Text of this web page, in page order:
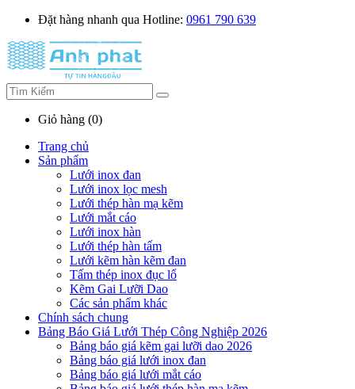
Đặt hàng nhanh qua Hotline: 0961 790 639
Giỏ hàng (0)
Trang chủ
Sản phẩm
Lưới inox đan
Lưới inox lọc mesh
Lưới thép hàn mạ kẽm
Lưới mắt cáo
Lưới inox hàn
Lưới thép hàn tấm
Lưới kẽm hàn kẽm đan
Tấm thép inox đục lổ
Kẽm Gai Lưỡi Dao
Các sản phẩm khác
Chính sách chung
Bảng Báo Giá Lưới Thép Công Nghiệp 2026
Bảng báo giá kẽm gai lưỡi dao 2026
Bảng báo giá lưới inox đan
Bảng báo giá lưới mắt cáo